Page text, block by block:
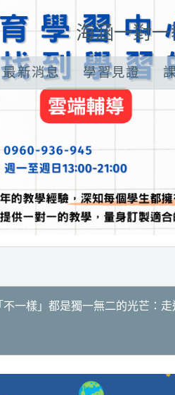
海涵一對
最新消息 學習見證
不一樣」都是獨一無二的光芒：